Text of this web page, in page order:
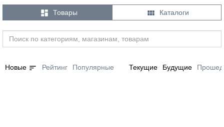
 Товары  Каталоги
Новые sort Рейтинг Популярные Текущие Будущие